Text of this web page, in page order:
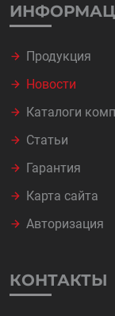
Продукция
Новости
Каталоги
Статьи
Гарантия
Карта сайта
Авторизация
КОНТАКТЫ